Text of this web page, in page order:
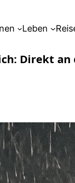
Leben
Direkt